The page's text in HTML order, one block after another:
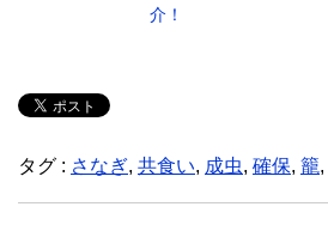
介！
タグ : さなぎ, 共食い, 成虫, 確保, 籠,